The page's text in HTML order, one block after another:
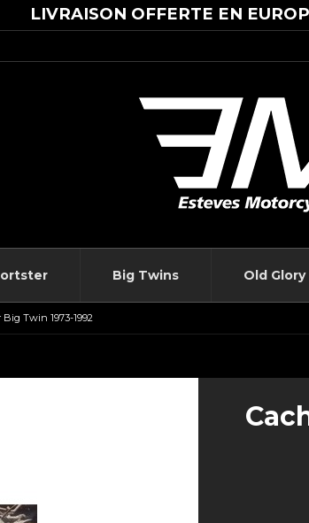
LIVRAISON OFFERTE EN
Big Twins Old Glory
Twin 1973-1992